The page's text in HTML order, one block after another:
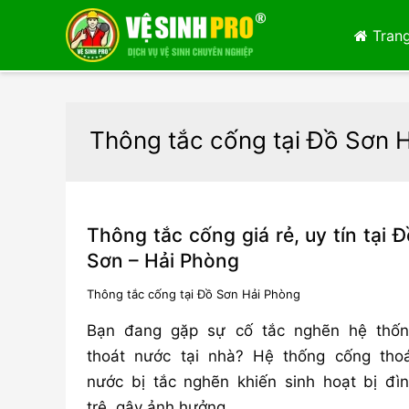
Thông tắc cống tại Đồ Sơn
Thông tắc cống giá rẻ, uy tín tại
Sơn – Hải Phòng
Thông tắc cống tại Đồ Sơn Hải Phòng
Bạn đang gặp sự cố tắc nghẽn hệ
thoát nước tại nhà? Hệ thống cống
nước bị tắc nghẽn khiến sinh hoạt bị